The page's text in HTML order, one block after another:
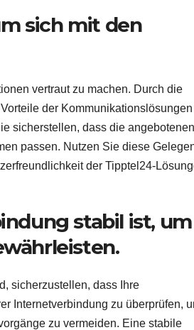
sich mit den
vertraut zu machen. Durch die
der Kommunikationslösungen
sicherstellen, dass die angebotenen
passen. Nutzen Sie diese
der Tipptel24-
stabil ist, um
sicherzustellen, dass Ihre
Internetverbindung zu überprüfen,
zu vermeiden. Eine stabile